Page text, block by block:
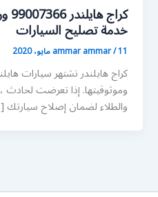
خدمة تصليح السيارات
ammar ammar/11 مايو، 2020
كراج هايلندر تشتهر سيارات
وموثوقيتها. إذا تعرضت لحادث
والطلاء لضمان إصلاح